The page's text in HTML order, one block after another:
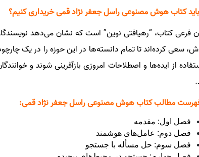
کتاب هوش مصنوعی راسل جعفر نژاد قمی خریداری کنیم؟
فرعی کتاب، “رهیافتی نوین” است که نشان می‌دهد
سعی کرده‌اند تا تمام دانسته‌ها در این حوزه را در یک
از ایده‌ها و اصطلاحات امروزی بازآفرینی شوند و
مطالب کتاب هوش مصنوعی راسل جعفر نژاد قمی:
فصل اول: مقدمه
فصل دوم: عامل‌های هوشمند
فصل سوم: حل مسأله با جستجو